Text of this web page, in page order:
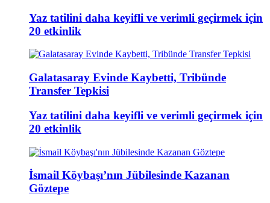
Yaz tatilini daha keyifli ve verimli geçirmek için
20 etkinlik
Galatasaray Evinde Kaybetti, Tribünde
Transfer Tepkisi
Yaz tatilini daha keyifli ve verimli geçirmek için
20 etkinlik
İsmail Köybaşı’nın Jübilesinde Kazanan
Göztepe